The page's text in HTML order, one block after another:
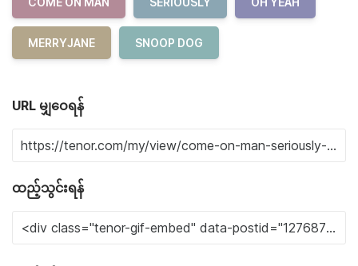
MERRYJANE SNOOP DOG
URL မျှဝေရန်
ထည့်သွင်းရန်